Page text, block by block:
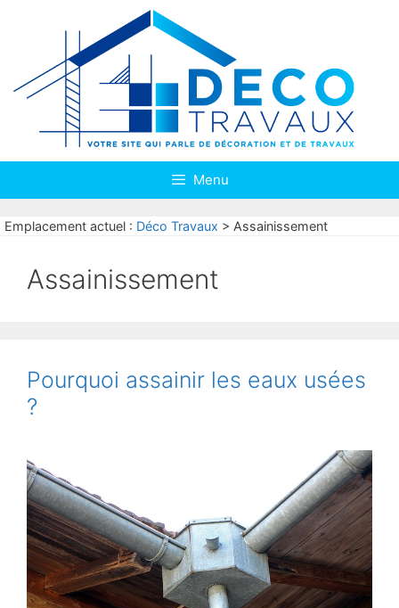
Menu
Emplacement actuel : Déco Travaux > Assainissement
Assainissement
Pourquoi assainir les eaux usées
?